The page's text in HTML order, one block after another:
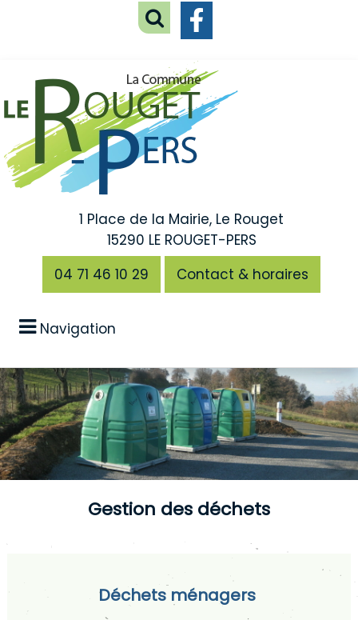
1 Place de la Mairie, Le Rouget
15290 LE ROUGET-PERS
04 71 46 10 29
Contact & horaires
Navigation
Gestion des déchets
Déchets ménagers